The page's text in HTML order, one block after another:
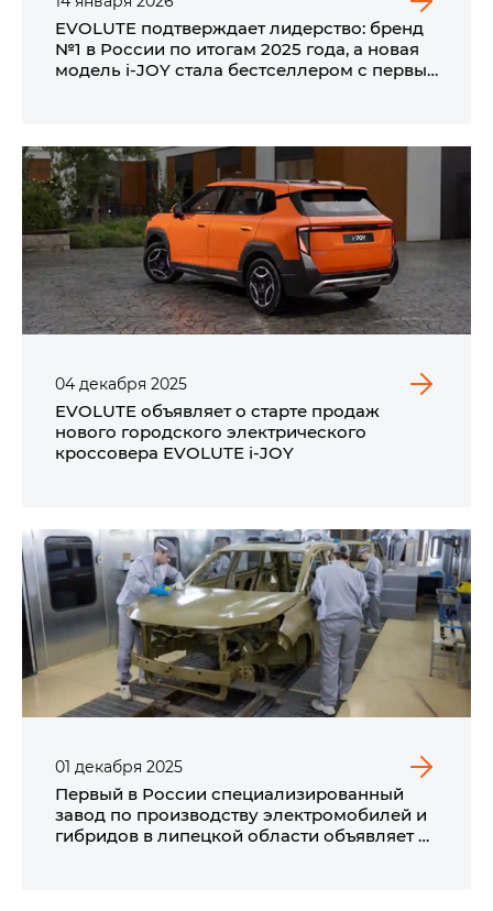
EVOLUTE подтверждает лидерство: бренд
№1 в России по итогам 2025 года, а новая
модель i‑JOY стала бестселлером с первых
04 декабря 2025
EVOLUTE объявляет о старте продаж
нового городского электрического
кроссовера EVOLUTE i‑JOY
01 декабря 2025
Первый в России специализированный
завод по производству электромобилей и
гибридов в липецкой области объявляет о